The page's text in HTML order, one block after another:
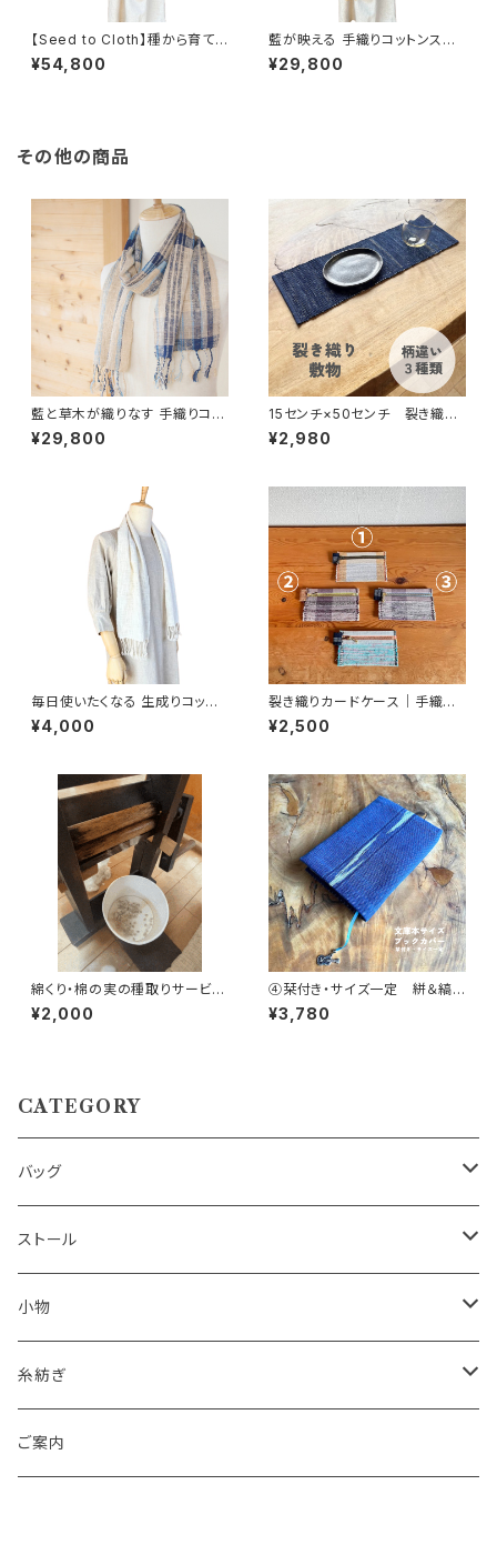
【Seed to Cloth】種から育てた
和綿のプレミアムミニストール｜
アカメガシワ草木染め
¥54,800
藍が映える 手織りコットンスト
ール｜藍染め・草木染め｜一年
中寄り添う一枚｜草木の色と水
¥29,800
その他の商品
藍と草木が織りなす 手織りコッ
トンストール｜藍染め・草木染め
｜一年中寄り添う一枚｜草木の
¥29,800
15センチ×50センチ 裂き織り
コットン100％ 細長い敷物
¥2,980
毎日使いたくなる 生成りコット
ン手織りミニストール｜透かし
織り・UV対策・冷房対策｜草木
¥4,000
裂き織りカードケース｜手織り
布で仕立てたフラットな形｜男
女兼用・小銭入れや診察券入れ
¥2,500
綿くり・棉の実の種取りサービ
ス 種付きの棉の実50gまで
¥2,000
④栞付き・サイズ一定 絣＆縞
【藍染め・手織り】 木綿の文庫
本ブックカバー（本藍・インド藍）
¥3,780
CATEGORY
バッグ
ハンドバッグ
ショルダーバッグ
ポシェット
トートバッグ
ストール
男性用
女性用
小物
テーブルセンター
ランチョンマット
糸紡ぎ
スピンドル（糸紡ぎ機）
ご案内